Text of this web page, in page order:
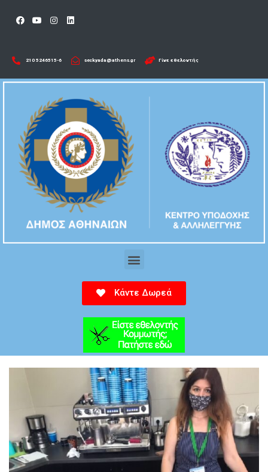
210 5246515-6​ seckyada@athens.gr Γίνε εθελοντής
Κάντε Δωρεά